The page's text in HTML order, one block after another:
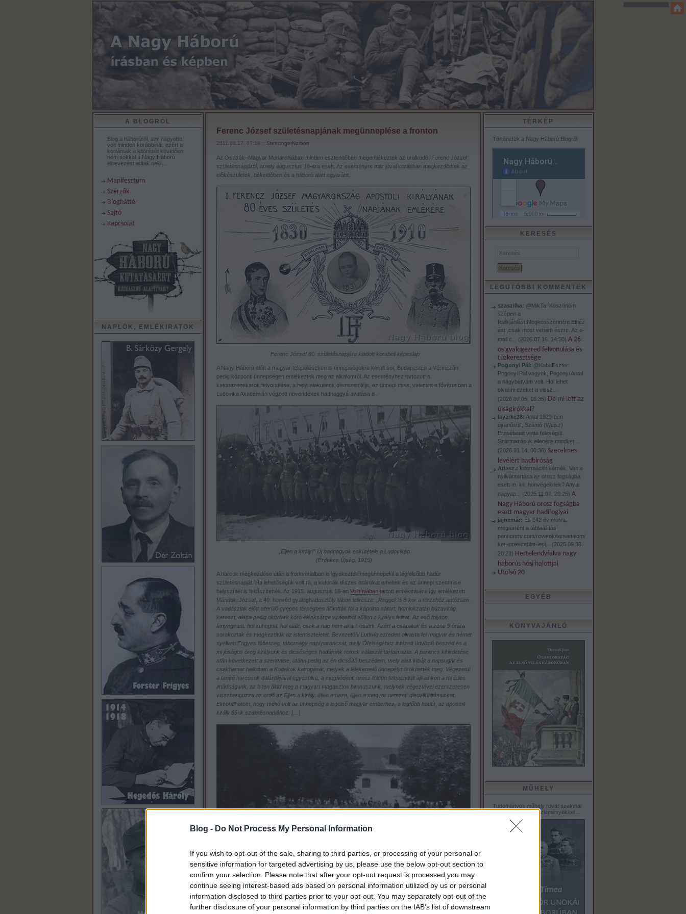
Blog - Do Not Process My Personal Information
If you wish to opt-out of the sale, sharing to third parties, or processing of your personal or
sensitive information for targeted advertising by us, please use the below opt-out section to
confirm your selection. Please note that after your opt-out request is processed you may
continue seeing interest-based ads based on personal information utilized by us or personal
information disclosed to third parties prior to your opt-out. You may separately opt-out of the
further disclosure of your personal information by third parties on the IAB’s list of downstream
A BLOGRÓL
Blog a háborúról, ami nagyobb
volt minden korábbinál, ezért a
kortársak a kitörését követően
nem sokkal a Nagy Háború
elnevezést adták neki…
Manifesztum
Szerzők
Blogháttér
Sajtó
Kapcsolat
NAPLÓK, EMLÉKIRATOK
Ferenc József születésnapjának megünneplése a fronton
2011.08.17. 07:19 :: StencingerNorbert
Az Osztrák−Magyar Monarchiában minden esztendőben megemlékeztek az uralkodó, Ferenc József
születésnapjáról, amely augusztus 18-ára esett. Az eseményre már jóval korábban megkezdődtek az
előkészületek, békeidőben és a háború alatt egyaránt.
Ferenc József 80. születésnapjára kiadott korabeli képeslap
A Nagy Háború előtt a magyar településeken is ünnepségekre került sor, Budapesten a Vérmezőn
pedig központi ünnepségen emlékeztek meg az alkalomról. Az eseményhez tartozott a
katonazenekarok felvonulása, a helyi alakulatok díszszemléje, az ünnepi mise, valamint a fővárosban a
Ludovika Akadémián végzett növendékek hadnaggyá avatása is.
„Éljen a király!” Új hadnagyok eskütétele a Ludovikán.
(Érdekes Újság, 1915)
A harcok megkezdése után a frontvonalban is igyekeztek megünnepelni a legfelsőbb hadúr
születésnapját. Ha lehetőségük volt rá, a katonák díszes oltárokat emeltek és az ünnepi szentmise
helyszínét is feldíszítették. Az 1915. augusztus 18-án Volhíniábantartott emlékmisére így emlékezett
Mándoki József, a 40. honvéd gyaloghadosztály tábori lelkésze: „
Reggel ½ 8-kor a törzshöz autóztam.
A vadászlak előtt elterülő gyepes térségben állították föl a kápolna sátort, homlokzatán búzavirág
kereszt, alatta pedig ökörfark kóró élénksárga virágaiból »Éljen a király« felirat. Az eső folyton
fenyegetett, hol zuhogott, hol elállt, csak a nap nem akart kisütni. Azért a csapatok és a zene 9 órára
sorakoztak és megkezdtük az istentiszteletet. Bevezetőül Ludwig ezredes olvasta fel magyar és német
nyelven Frigyes főherceg, tábornagy napi parancsát, mely Őfelségéhez intézett üdvözlő beszéd és a
mi jóságos öreg királyunk és dicsőséges hadúrunk remek válaszát tartalmazta. A parancs kihirdetése
után következett a szentmise, utána pedig az én dicsőítő beszédem, mely alatt kibújt a napsugár és
csakhamar hallottam a Kodakok kattogását, melyek a lélekemelő ünnepélyt örökítették meg. Végezetül
a tanító harcosok dalárdájával egyesülve, a meghódított orosz földön felcsendült ajkainkon a mi édes
imádságunk, az Isten áldd meg a magyart magasztos himnuszunk, melynek végeztével ezerszeresen
visszhangozza az erdő az Éljen a király, éljen a haza, éljen a magyar nemzet! diadalkiáltásainkat.
Elmondhatom, hogy méltó volt az ünnepség a legelső magyar emberhez, a legfőbb hadúr, az apostoli
király 85-ik születésnapjához.
[…]
TÉRKÉP
Történetek a Nagy Háború Blogról
KERESÉS
LEGUTÓBBI KOMMENTEK
szaszilka: @MikTa: Köszönöm
szépen a
felakjánlást.Megkösszönném.Elnéz
ést ,csak most vettem észre. Az e-
mail c...
(2026.07.16. 14:50) A 26-
os gyalogezred felvonulása és
tűzkeresztsége
Pogonyi Pál: @KabaEszter:
Pogonyi Pál vagyok, Pogonyi Antal
a nagybátyám volt. Hol lehet
olvasni ezeket a vissz...
(2026.07.05. 16:35) De mi lett az
újságírókkal?
layerke28: Antal 1929-ben
újranősült, Szántó (Weisz)
Erzsébetet vette feleségül.
Származásuk ellenére mindket...
(2026.01.14. 00:36) Szerelmes
levélért hadbíróság
Atlasz.: Információt kérnék. Van e
nyilvántartása az orosz fogságba
esett m. kir. honvégeknek? Anyai
nagyap...
(2025.11.07. 20:25) A
Nagy Háború orosz fogságba
esett magyar hadifoglyai
jajnemár: És 142 év múlva,
megtörtént a táblaállítás!
pannonrtv.com/rovatok/tarsadalom/
ket-emlektablat-lepl...
(2025.09.30.
20:23) Hertelendyfalva nagy
háborús hősi halottjai
Utolsó 20
EGYÉB
KÖNYVAJÁNLÓ
MŰHELY
Tudományos műhely rovat szakmai
tanulmányokkal, közleményekkel…